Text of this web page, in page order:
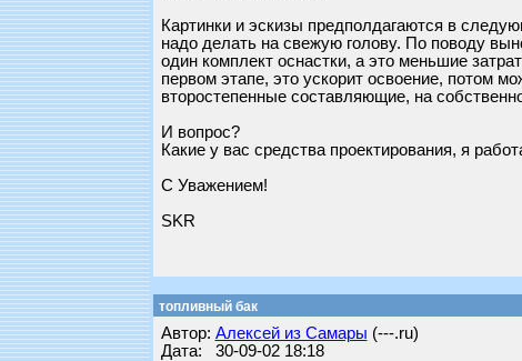
Картинки и эскизы предполдагаются в
надо делать на свежую голову. По поводу
один комплект оснастки, а это меньшие
первом этапе, это ускорит освоение, потом
второстепенные составляющие, на
И вопрос?
Какие у вас средства проектирования, я
С Уважением!
SKR
топливный бак
Автор: Алексей из Самары (---.ru)
Дата: 30-09-02 18:18